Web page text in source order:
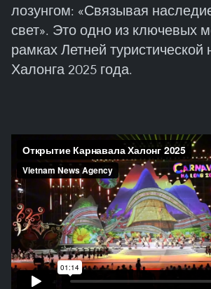
лозунгом: «Связывая
свет». Это одно из ключевых
рамках Летней туристической
Халонга 2025 года.